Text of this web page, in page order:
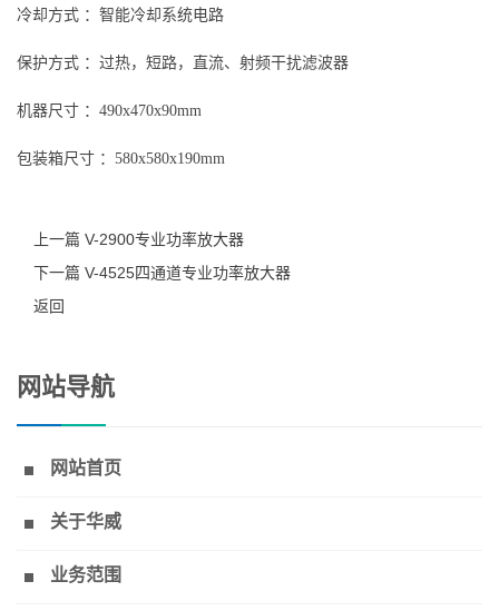
冷却方式 ：智能冷却系统电路
保护方式 ：过热，短路，直流、射频干扰滤波器
机器尺寸 ：490x470x90mm
包装箱尺寸 ：580x580x190mm
上一篇 V-2900专业功率放大器
下一篇 V-4525四通道专业功率放大器
返回
网站导航
网站首页
关于华威
业务范围